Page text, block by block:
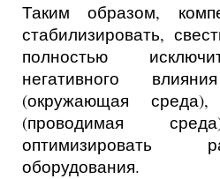
Таким образом,
стабилизировать,
полностью
негативного
(окружающая
(проводимая
оптимизировать
оборудования.